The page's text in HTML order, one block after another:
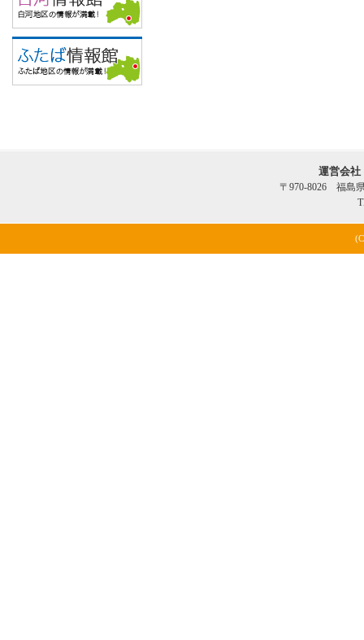
運営会
〒970-8026 福島